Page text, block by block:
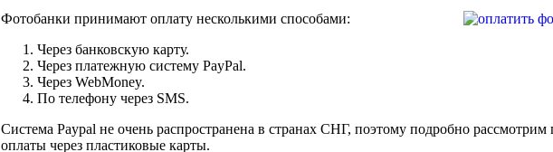
Фотобанки принимают оплату несколькими способами:
Через банковскую карту.
Через платежную систему PayPal.
Через WebMoney.
По телефону через SMS.
Система Paypal не очень распространена в странах СНГ, поэтому подробно
оплаты через пластиковые карты.